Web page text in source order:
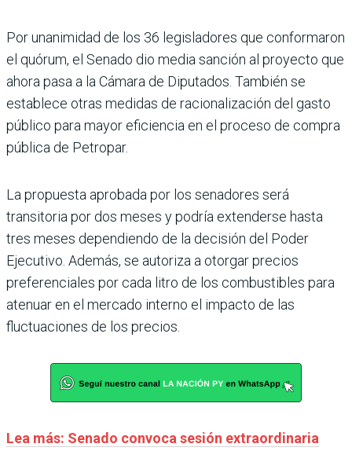
Por unanimidad de los 36 legisladores que conformaron
el quórum, el Senado dio media sanción al proyecto que
ahora pasa a la Cámara de Diputados. También se
establece otras medidas de racionalización del gasto
público para mayor eficiencia en el proceso de compra
pública de Petropar.
La propuesta aprobada por los senadores será
transitoria por dos meses y podría extenderse hasta
tres meses dependiendo de la decisión del Poder
Ejecutivo. Además, se autoriza a otorgar precios
preferenciales por cada litro de los combustibles para
atenuar en el mercado interno el impacto de las
fluctuaciones de los precios.
Lea más: Senado convoca sesión extraordinaria